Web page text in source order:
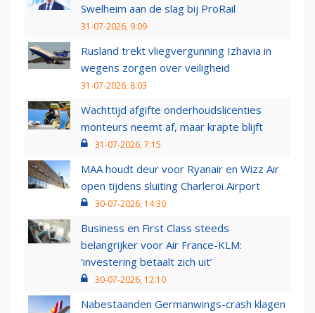
Swelheim aan de slag bij ProRail
31-07-2026, 9:09
Rusland trekt vliegvergunning Izhavia in
wegens zorgen over veiligheid
31-07-2026, 8:03
Wachttijd afgifte onderhoudslicenties
monteurs neemt af, maar krapte blijft
31-07-2026, 7:15
MAA houdt deur voor Ryanair en Wizz Air
open tijdens sluiting Charleroi Airport
30-07-2026, 14:30
Business en First Class steeds
belangrijker voor Air France-KLM:
‘investering betaalt zich uit’
30-07-2026, 12:10
Nabestaanden Germanwings-crash klagen